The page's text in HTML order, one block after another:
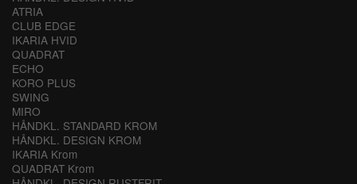
ATRIA
CLUB EDGE
IKARIA HVID
QUADRAT
ECHO
KORO PLUS
SWING
MIRO
HÅNDKL. STANDARD KROM
HÅNDKL. DESIGN KROM
IKARIA Krom
QUADRAT Krom